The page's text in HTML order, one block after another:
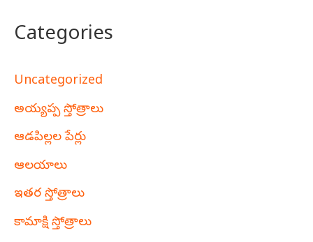
Categories
Uncategorized
అయ్యప్ప స్తోత్రాలు
ఆడపిల్లల పేర్లు
ఆలయాలు
ఇతర స్తోత్రాలు
కామాక్షి స్తోత్రాలు